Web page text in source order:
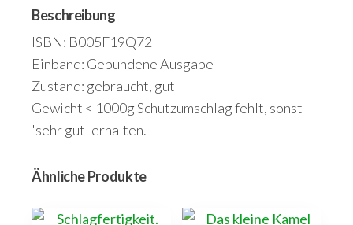
Beschreibung
ISBN: B005F19Q72
Einband: Gebundene Ausgabe
Zustand: gebraucht, gut
Gewicht < 1000g Schutzumschlag fehlt, sonst
'sehr gut' erhalten.
Ähnliche Produkte